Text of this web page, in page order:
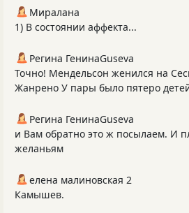
Миралана
1) В состоянии аффекта...
Регина ГенинаGuseva
Точно! Мендельсон женился на
Жанрено У пары было пятеро
Регина ГенинаGuseva
и Вам обратно это ж посылаем. И
желаньям
елена малиновская 2
Камышев.